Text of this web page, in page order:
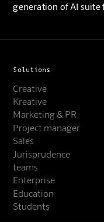
generation of AI
Solutions
Creative
Kreative
Marketing & PR
Project manager
Sales
Jurisprudence
teams
Enterprise
Education
Students